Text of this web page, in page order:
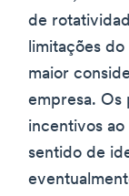
de
limitações
maior
empresa. Os
incentivos
sentido de